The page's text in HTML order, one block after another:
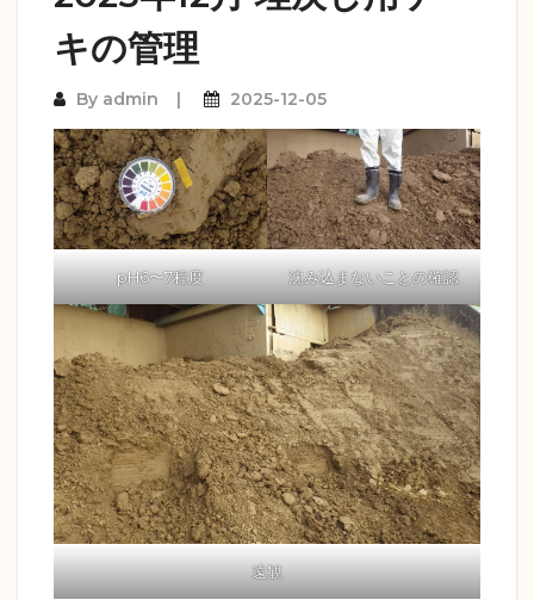
キの管理
By admin 2025-12-05
pH6〜7程度 沈み込まないことの確認
遠観